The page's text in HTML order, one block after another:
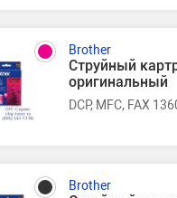
Brother
Струйный
оригинальный
DCP, MFC, FAX
Brother